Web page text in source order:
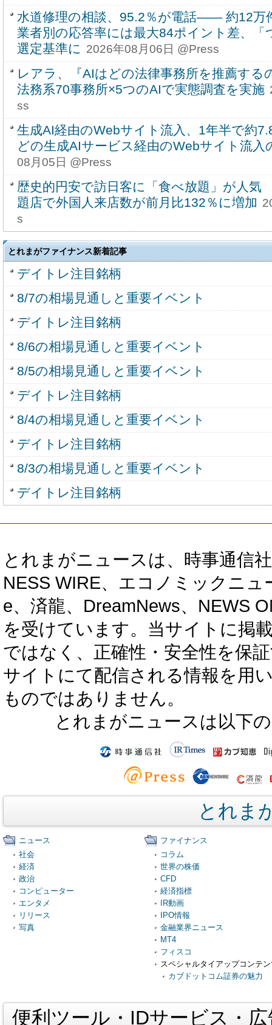
水道修理の相談、95.2％が電話―― 約12
業者別の応答率には最大84ポイント差、
選定基準に 2026年08月06日 @Press
レアラ、『AIはどの法律事務所を推薦する
法務系70事務所×5つのAIで実態調査を実施
ss
生成AI経由のWebサイト流入、1年半で約
どの生成AIサービス経由のWebサイト流入
08月05日 @Press
歴史的円安で訪日客に「食べ放題」が人
題店で外国人来店数が前月比132％に増加
s
とれまがファイナンス新着記事
デイトレ注目銘柄
8/7の相場見通しと重要イベント
デイトレ注目銘柄
8/6の相場見通しと重要イベント
8/5の相場見通しと重要イベント
デイトレ注目銘柄
8/4の相場見通しと重要イベント
デイトレ注目銘柄
8/3の相場見通しと重要イベント
デイトレ注目銘柄
とれまがニュースは、時事通信
NESS WIRE、エコノミックニ
e、済龍、DreamNews、NEWS
を受けています。当サイトに掲
ではなく、正確性・安全性を保
サイトにて配信される情報を用
ものではありません。
とれまがニュースは以下
とれま
ニュース
社会
経済
政治
コンピューター
エンタメ
リリース
写真
ファイナンス
コラム
世界の株価
CFD
経済指標
IR動画
IPO情報
金融業界ニュース
MT4
フィスコ
スペシャルタイアップコンテ
カブドットコム証券の魅力
便利ツール・IDサービス・